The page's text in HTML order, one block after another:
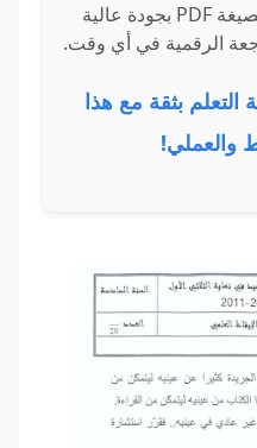
يمكنك تحميل الامتحانات بصيغة PDF بجودة عالية
الرقمية في أي وقت.
التعلم بثقة مع هذا
والعملي!